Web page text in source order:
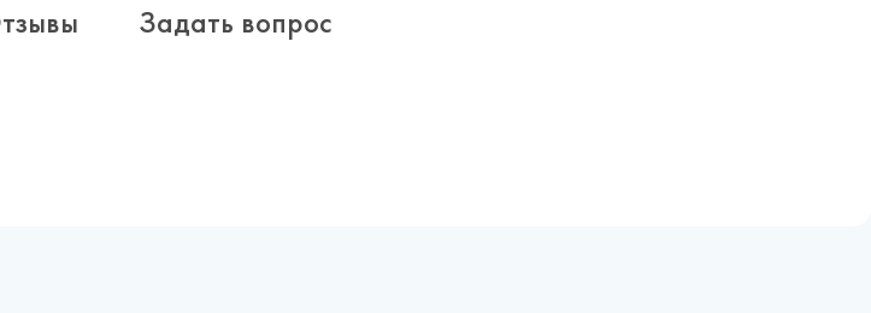
Задать вопрос